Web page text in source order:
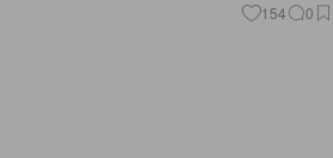
154 0